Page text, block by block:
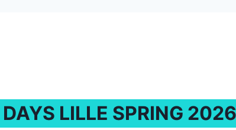
DAYS LILLE SPRING 2026